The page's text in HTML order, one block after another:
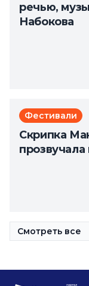
речью,
Набокова
Фестивали
Скрипка
Смотреть все